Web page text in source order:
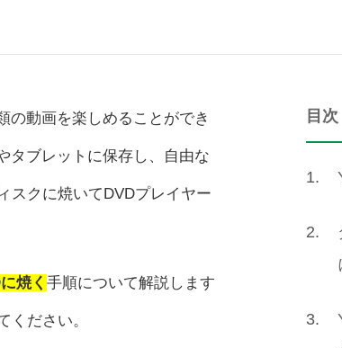
の動画を楽しめることができ
タブレットに保存し、自由な
スクに焼いてDVDプレイヤー
焼く 手順について解説します
ください。
目次
1.
2.
3.